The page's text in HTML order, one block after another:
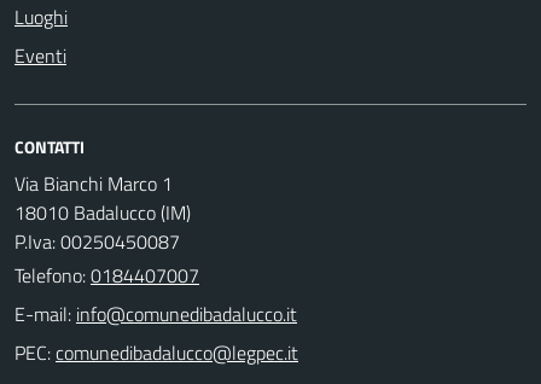
Luoghi
Eventi
CONTATTI
Via Bianchi Marco 1
18010 Badalucco (IM)
P.Iva: 00250450087
Telefono:0184407007
E-mail:
PEC: